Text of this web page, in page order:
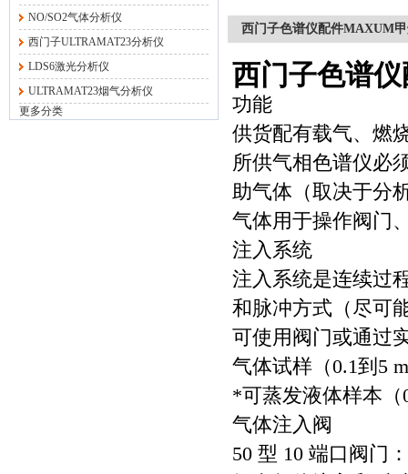
NO/SO2气体分析仪
西门子ULTRAMAT23分析仪
LDS6激光分析仪
ULTRAMAT23烟气分析仪
更多分类
西门子色谱仪配件MAXUM甲
西门子色谱
功能
供货配有载气、燃
所供气相色谱仪必
助气体（取决于分
气体用于操作阀门
注入系统
注入系统是连续过
和脉冲方式（尽可
可使用阀门或通过
气体试样（0.1到5
*可蒸发液体样本（
气体注入阀
50 型 10 端口阀门：